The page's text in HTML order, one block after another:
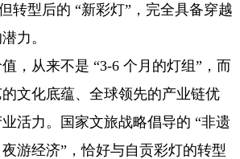
转型后的 “新彩灯”，完全具备穿越
力。
，从来不是 “3-6 个月的灯组”，而
文化底蕴、全球领先的产业链优
活力。国家文旅战略倡导的 “非遗
游经济”，恰好与自贡彩灯的转型